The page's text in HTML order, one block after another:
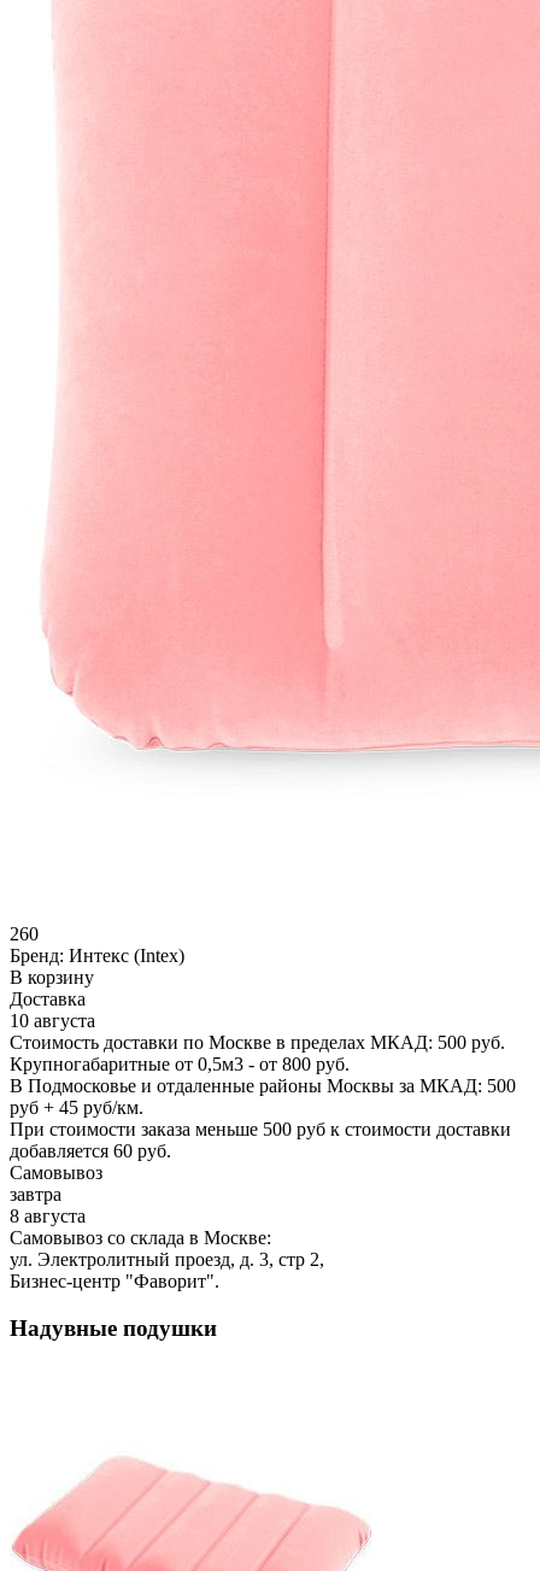
260
Бренд: Интекс (Intex)
В корзину
Доставка
10 августа
Стоимость доставки по Москве в пределах МКАД: 500 руб.
Крупногабаритные от 0,5м3 - от 800 руб.
В Подмосковье и отдаленные районы Москвы за МКАД: 500
руб + 45 руб/км.
При стоимости заказа меньше 500 руб к стоимости доставки
добавляется 60 руб.
Самовывоз
завтра
8 августа
Самовывоз со склада в Москве:
ул. Электролитный проезд, д. 3, стр 2,
Бизнес-центр "Фаворит".
Надувные подушки